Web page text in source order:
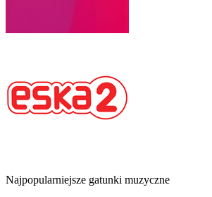
Najpopularniejsze gatunki muzyczne